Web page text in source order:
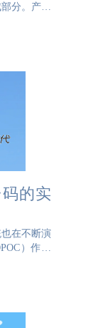
分。产品
销售的全
的实
在不断演
）作为
新趋势。